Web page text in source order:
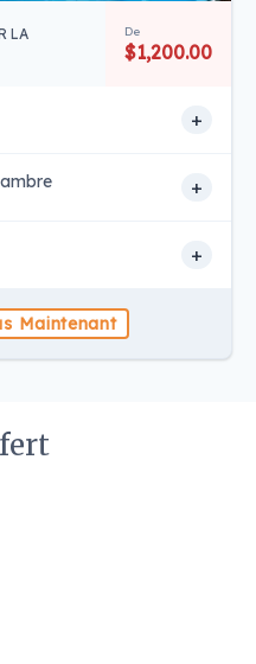
LA
De
$1,200.00
+
+
+
Maintenant